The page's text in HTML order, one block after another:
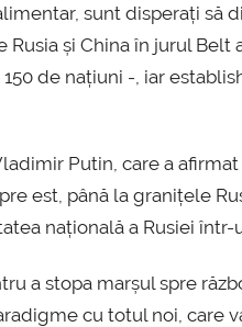
sunt disperați să
Rusia și China în jurul
de națiuni -, iar
Putin, care a
est, până la granițele
națională a Rusiei
a stopa marșul spre
cu totul noi, care